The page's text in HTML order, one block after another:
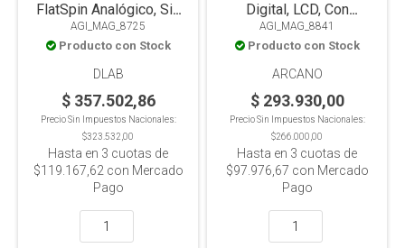
FlatSpin Analógico, Sin
Calefacción, Placa PET,
0.8L
AGI_MAG_8725
Producto con Stock
DLAB
$ 357.502,86
Precio Sin Impuestos Nacionales:
$323.532,00
Hasta en 3 cuotas de
$119.167,62 con Mercado
Pago
Digital, LCD, Con
Calefacción, Con Sonda,
Placa Acero Inox, 2L
AGI_MAG_8841
Producto con Stock
ARCANO
$ 293.930,00
Precio Sin Impuestos Nacionales:
$266.000,00
Hasta en 3 cuotas de
$97.976,67 con Mercado
Pago